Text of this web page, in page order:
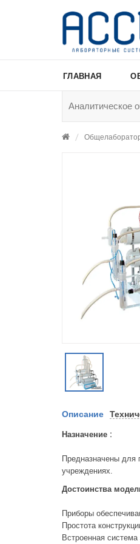
ГЛАВНАЯ
Аналитическое
Описание
Назначение :
Предназначены для
учреждениях.
Достоинства
Приборы
Простота
Встроенная